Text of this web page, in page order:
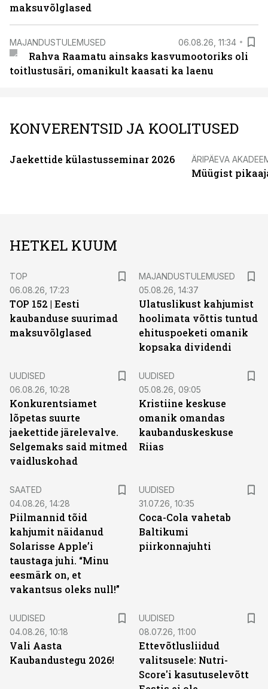
maksuvõlglased
MAJANDUSTULEMUSED 06.08.26, 11:34
Rahva Raamatu ainsaks kasvumootoriks oli
toitlustusäri, omanikult kaasati ka laenu
KONVERENTSID JA KOOLITUSED
Jaekettide külastusseminar 2026 ÄRIPÄEVA
Müügist
HETKEL KUUM
TOP
06.08.26, 17:23
TOP 152 | Eesti
kaubanduse suurimad
maksuvõlglased
MAJANDUSTULEMUSED
05.08.26, 14:37
Ulatuslikust kahjumist
hoolimata võttis tuntud
ehituspoeketi omanik
kopsaka dividendi
UUDISED
06.08.26, 10:28
Konkurentsiamet
lõpetas suurte
jaekettide järelevalve.
Selgemaks said mitmed
vaidluskohad
UUDISED
05.08.26, 09:05
Kristiine keskuse
omanik omandas
kaubanduskeskuse
Riias
SAATED
04.08.26, 14:28
Piilmannid tõid
kahjumit näidanud
Solarisse Apple’i
taustaga juhi. “Minu
eesmärk on, et
vakantsus oleks null!”
UUDISED
31.07.26, 10:35
Coca-Cola vahetab
Baltikumi
piirkonnajuhti
UUDISED
04.08.26, 10:18
Vali Aasta
Kaubandustegu 2026!
UUDISED
08.07.26, 11:00
Ettevõtlusliidud
valitsusele: Nutri-
Score'i kasutuselevõtt